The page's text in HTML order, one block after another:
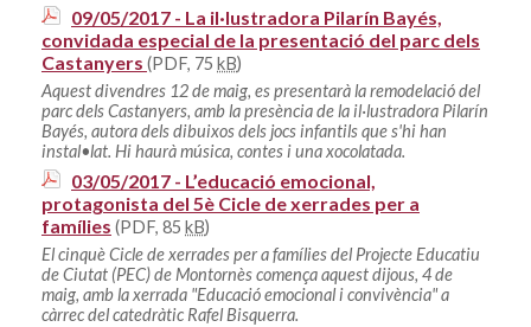
09/05/2017 - La il·lustradora Pilarín Bayés,
convidada especial de la presentació del parc dels
Castanyers (PDF, 75 kB)
Aquest divendres 12 de maig, es presentarà la remodelació del
parc dels Castanyers, amb la presència de la il·lustradora Pilarín
Bayés, autora dels dibuixos dels jocs infantils que s'hi han
instal•lat. Hi haurà música, contes i una xocolatada.
03/05/2017 - L’educació emocional,
protagonista del 5è Cicle de xerrades per a
famílies (PDF, 85 kB)
El cinquè Cicle de xerrades per a famílies del Projecte Educatiu
de Ciutat (PEC) de Montornès comença aquest dijous, 4 de
maig, amb la xerrada "Educació emocional i convivència" a
càrrec del catedràtic Rafel Bisquerra.